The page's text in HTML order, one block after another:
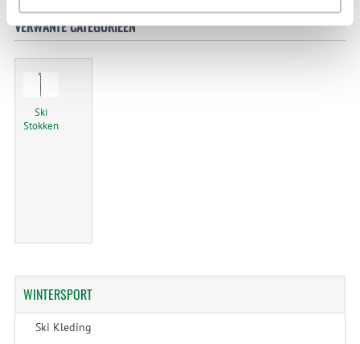
VERWANTE CATEGORIEËN
Ski
Stokken
WINTERSPORT
Ski Kleding